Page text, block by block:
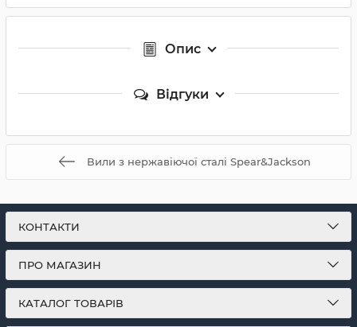
Опис
Відгуки
Вили з нержавіючої сталі Spear&Jackson
КОНТАКТИ
ПРО МАГАЗИН
КАТАЛОГ ТОВАРІВ